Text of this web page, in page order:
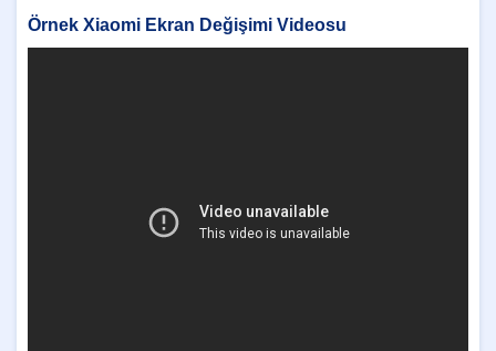
Örnek Xiaomi Ekran Değişimi Videosu